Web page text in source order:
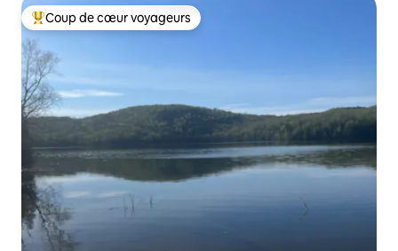
Coups de cœur voyageurs les plus appréciés
Coup de cœur voyageurs